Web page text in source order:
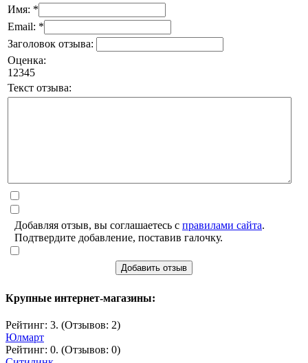
Имя: *
Email: *
Заголовок отзыва:
Оценка:
1 2345
Текст отзыва:
Добавляя отзыв, вы соглашаетесь с правилами сайта.
Подтвердите добавление, поставив галочку.
Добавить отзыв
Крупные интернет-магазины:
Рейтинг: 3. (Отзывов: 2)
Юлмарт
Рейтинг: 0. (Отзывов: 0)